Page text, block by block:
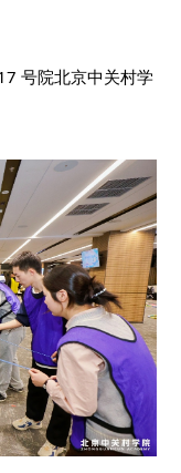
号院北京中关村学